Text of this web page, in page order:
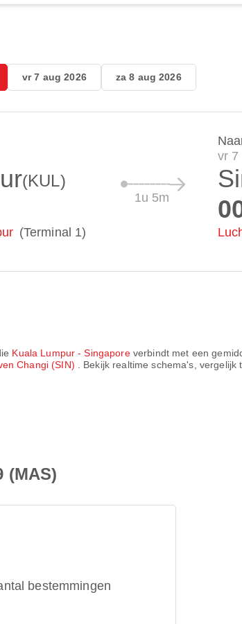
vr 7 aug 2026 za 8 aug 2026
(KUL)
(Terminal 1)
1u 5m
vr 7
Kuala Lumpur - Singaporeverbindt met een
Changi (SIN)
. Bekijk realtime schema's,
(MAS)
bestemmingen